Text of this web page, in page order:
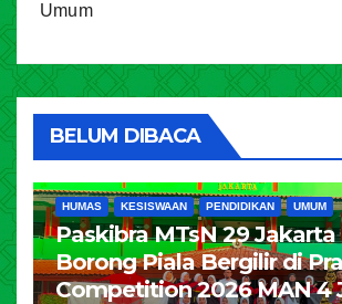
Umum
BELUM DIBACA
HUMAS KESISWAAN PENDIDIKAN UMUM
Paskibra MTsN 29
Borong Piala Bergilir di
Competition 2026 MAN 4